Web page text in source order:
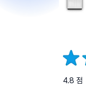
4.8 점